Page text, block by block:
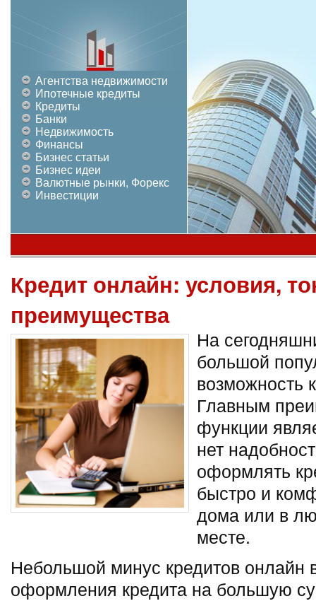
Агентства недвижимости
Ипотечные кредиты
Кредиты
Банки
Недвижимость
Финансы
Бизнес статьи
Бизнес идеи
Валютные рынки, Форекс
Инвестиции
Кредит онлайн: условия,
преимущества
На
большой
возможность
Главным
функции
нет
оформлять
быстро и
дома или в
месте.
Небольшой минус кредитов онлайн
оформления кредита на большую